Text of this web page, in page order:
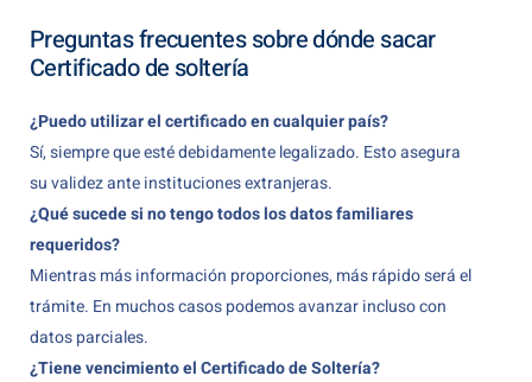
Preguntas frecuentes sobre dónde sacar
Certificado de soltería
¿Puedo utilizar el certificado en cualquier país?
Sí, siempre que esté debidamente legalizado. Esto asegura
su validez ante instituciones extranjeras.
¿Qué sucede si no tengo todos los datos familiares
requeridos?
Mientras más información proporciones, más rápido será el
trámite. En muchos casos podemos avanzar incluso con
datos parciales.
¿Tiene vencimiento el Certificado de Soltería?